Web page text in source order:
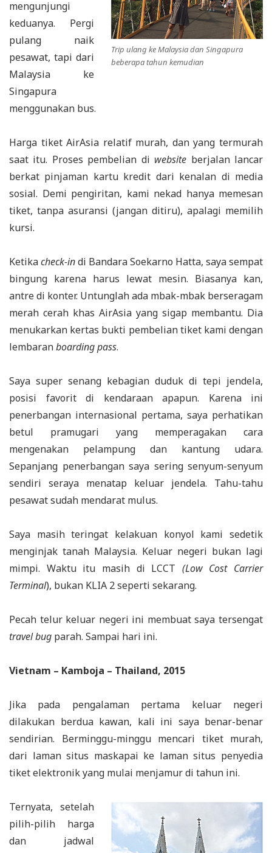
Trip ulang ke Malaysia dan Singapura
beberapa tahun kemudian
mengunjungi
keduanya. Pergi
pulang naik
pesawat, tapi dari
Malaysia ke
Singapura
menggunakan bus.
Harga tiket AirAsia relatif murah, dan yang termurah
saat itu. Proses pembelian di website berjalan lancar
berkat pinjaman kartu kredit dari kenalan di media
sosial. Demi pengiritan, kami nekad hanya memesan
tiket, tanpa asuransi (jangan ditiru), apalagi memilih
kursi.
Ketikacheck-indi Bandara Soekarno Hatta, saya sempat
bingung karena harus lewat mesin. Biasanya kan,
antre di konter. Untunglah ada mbak-mbak berseragam
merah cerah khas AirAsia yang sigap membantu. Dia
menukarkan kertas bukti pembelian tiket kami dengan
lembaranboarding pass.
Saya super senang kebagian duduk di tepi jendela,
posisi favorit di kendaraan apapun. Karena ini
penerbangan internasional pertama, saya perhatikan
betul pramugari yang memperagakan cara
mengenakan pelampung dan kantung udara.
Sepanjang penerbangan saya sering senyum-senyum
sendiri seraya menatap keluar jendela. Tahu-tahu
pesawat sudah mendarat mulus.
Saya masih teringat kelakuan konyol kami sedetik
menginjak tanah Malaysia. Keluar negeri bukan lagi
mimpi. Waktu itu masih di LCCT (Low Cost Carrier
Terminal), bukan KLIA 2 seperti sekarang.
Pecah telur keluar negeri ini membuat saya tersengat
travel bug parah. Sampai hari ini.
Vietnam – Kamboja – Thailand, 2015
Jika pada pengalaman pertama keluar negeri
dilakukan berdua kawan, kali ini saya benar-benar
sendirian. Berminggu-minggu mencari tiket murah,
dari laman situs maskapai ke laman situs penyedia
tiket elektronik yang mulai menjamur di tahun ini.
Ternyata, setelah
pilih-pilih harga
dan jadwal